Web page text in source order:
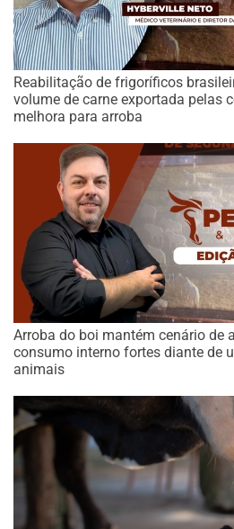
Reabilitação de frigoríficos
volume de carne exportada pelas
melhora para arroba
Arroba do boi mantém cenário de
consumo interno fortes diante de
animais